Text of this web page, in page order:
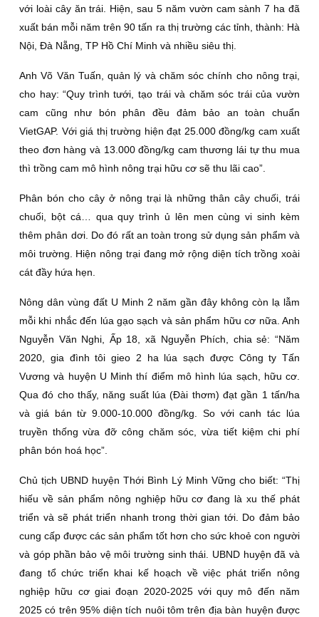
với loài cây ăn trái. Hiện, sau 5 năm vườn cam sành 7 ha đã
xuất bán mỗi năm trên 90 tấn ra thị trường các tỉnh, thành: Hà
Nội, Ðà Nẵng, TP Hồ Chí Minh và nhiều siêu thị.
Anh Võ Văn Tuấn, quản lý và chăm sóc chính cho nông trại,
cho hay: “Quy trình tưới, tạo trái và chăm sóc trái của vườn
cam cũng như bón phân đều đảm bảo an toàn chuẩn
VietGAP. Với giá thị trường hiện đạt 25.000 đồng/kg cam xuất
theo đơn hàng và 13.000 đồng/kg cam thương lái tự thu mua
thì trồng cam mô hình nông trại hữu cơ sẽ thu lãi cao”.
Phân bón cho cây ở nông trại là những thân cây chuối, trái
chuối, bột cá… qua quy trình ủ lên men cùng vi sinh kèm
thêm phân dơi. Do đó rất an toàn trong sử dụng sản phẩm và
môi trường. Hiện nông trại đang mở rộng diện tích trồng xoài
cát đầy hứa hẹn.
Nông dân vùng đất U Minh 2 năm gần đây không còn lạ lẫm
mỗi khi nhắc đến lúa gạo sạch và sản phẩm hữu cơ nữa. Anh
Nguyễn Văn Nghi, Ấp 18, xã Nguyễn Phích, chia sẻ: “Năm
2020, gia đình tôi gieo 2 ha lúa sạch được Công ty Tấn
Vương và huyện U Minh thí điểm mô hình lúa sạch, hữu cơ.
Qua đó cho thấy, năng suất lúa (Ðài thơm) đạt gần 1 tấn/ha
và giá bán từ 9.000-10.000 đồng/kg. So với canh tác lúa
truyền thống vừa đỡ công chăm sóc, vừa tiết kiệm chi phí
phân bón hoá học”.
Chủ tịch UBND huyện Thới Bình Lý Minh Vững cho biết: “Thị
hiếu về sản phẩm nông nghiệp hữu cơ đang là xu thế phát
triển và sẽ phát triển nhanh trong thời gian tới. Do đảm bảo
cung cấp được các sản phẩm tốt hơn cho sức khoẻ con người
và góp phần bảo vệ môi trường sinh thái. UBND huyện đã và
đang tổ chức triển khai kế hoạch về việc phát triển nông
nghiệp hữu cơ giai đoạn 2020-2025 với quy mô đến năm
2025 có trên 95% diện tích nuôi tôm trên địa bàn huyện được